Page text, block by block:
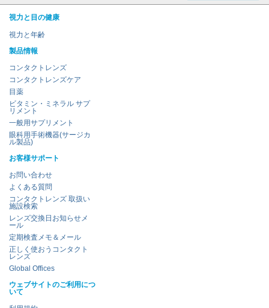
視力と目の健康
視力と年齢
製品情報
コンタクトレンズ
コンタクトレンズケア
目薬
ビタミン・ミネラル サプ
リメント
一般用サプリメント
眼科用手術機器(サージカ
ル製品)
お客様サポート
お問い合わせ
よくある質問
コンタクトレンズ 取扱い
施設検索
レンズ交換日お知らせメ
ール
定期検査メモ＆メール
正しく使おうコンタクト
レンズ
Global Offices
ウェブサイトのご利用につ
いて